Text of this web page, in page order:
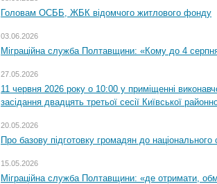
Головам ОСББ, ЖБК відомчого житлового фонду
03.06.2026
Міграційна служба Полтавщини: «Кому до 4
27.05.2026
11 червня 2026 року о 10:00 у приміщенні
засідання двадцять третьої сесії Київської
20.05.2026
Про базову підготовку громадян до національного
15.05.2026
Міграційна служба Полтавщини: «де отримати,